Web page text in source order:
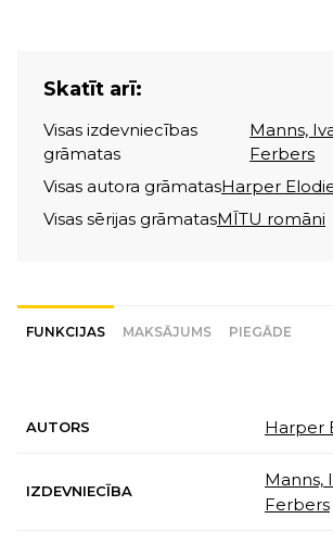
Skatīt arī:
Visas izdevniecības
grāmatas
Manns,
Ferbers
Visas autora grāmatasHarper
Visas sērijas grāmatasMĪTU romāni
FUNKCIJAS MAKSĀJUMS PIEGĀDE
AUTORS Harper
IZDEVNIECĪBA
Manns,
Ferbers